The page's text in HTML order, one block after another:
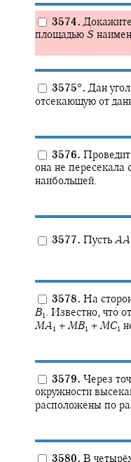
3574.
площадью S
3575°. Дан угол
отсекающую от
3576.
она не пересекала
наибольшей.
3577. Пусть AA
3578. На
B1 . Известно, что
MA 1 + MB1 + MC1
3579. Через
окружности
расположены по
3580. В